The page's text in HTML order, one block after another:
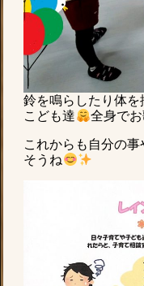
鈴を鳴らしたり体
こども達
全身で
これからも自分の
そうね